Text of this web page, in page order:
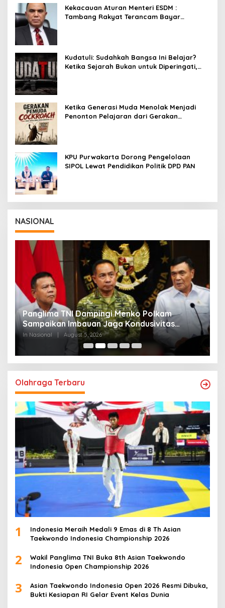
Kekacauan Aturan Menteri ESDM :
Tambang Rakyat Terancam Bayar
Kudatuli: Sudahkah Bangsa Ini Belajar?
Ketika Sejarah Bukan untuk Diperingati,
Ketika Generasi Muda Menolak Menjadi
Penonton Pelajaran dari Gerakan
KPU Purwakarta Dorong Pengelolaan
SIPOL Lewat Pendidikan Politik DPD PAN
NASIONAL
Panglima TNI Dampingi Menko Polkam
Sampaikan Imbauan Jaga Kondusivitas
Bangsa
In Nasional August 5, 2026
Olahraga Terbaru
1
Indonesia Meraih Medali 9 Emas di 8 Th Asian
Taekwondo Indonesia Championship 2026
2
Wakil Panglima TNI Buka 8th Asian Taekwondo
Indonesia Open Championship 2026
3
Asian Taekwondo Indonesia Open 2026 Resmi Dibuka,
Bukti Kesiapan RI Gelar Event Kelas Dunia